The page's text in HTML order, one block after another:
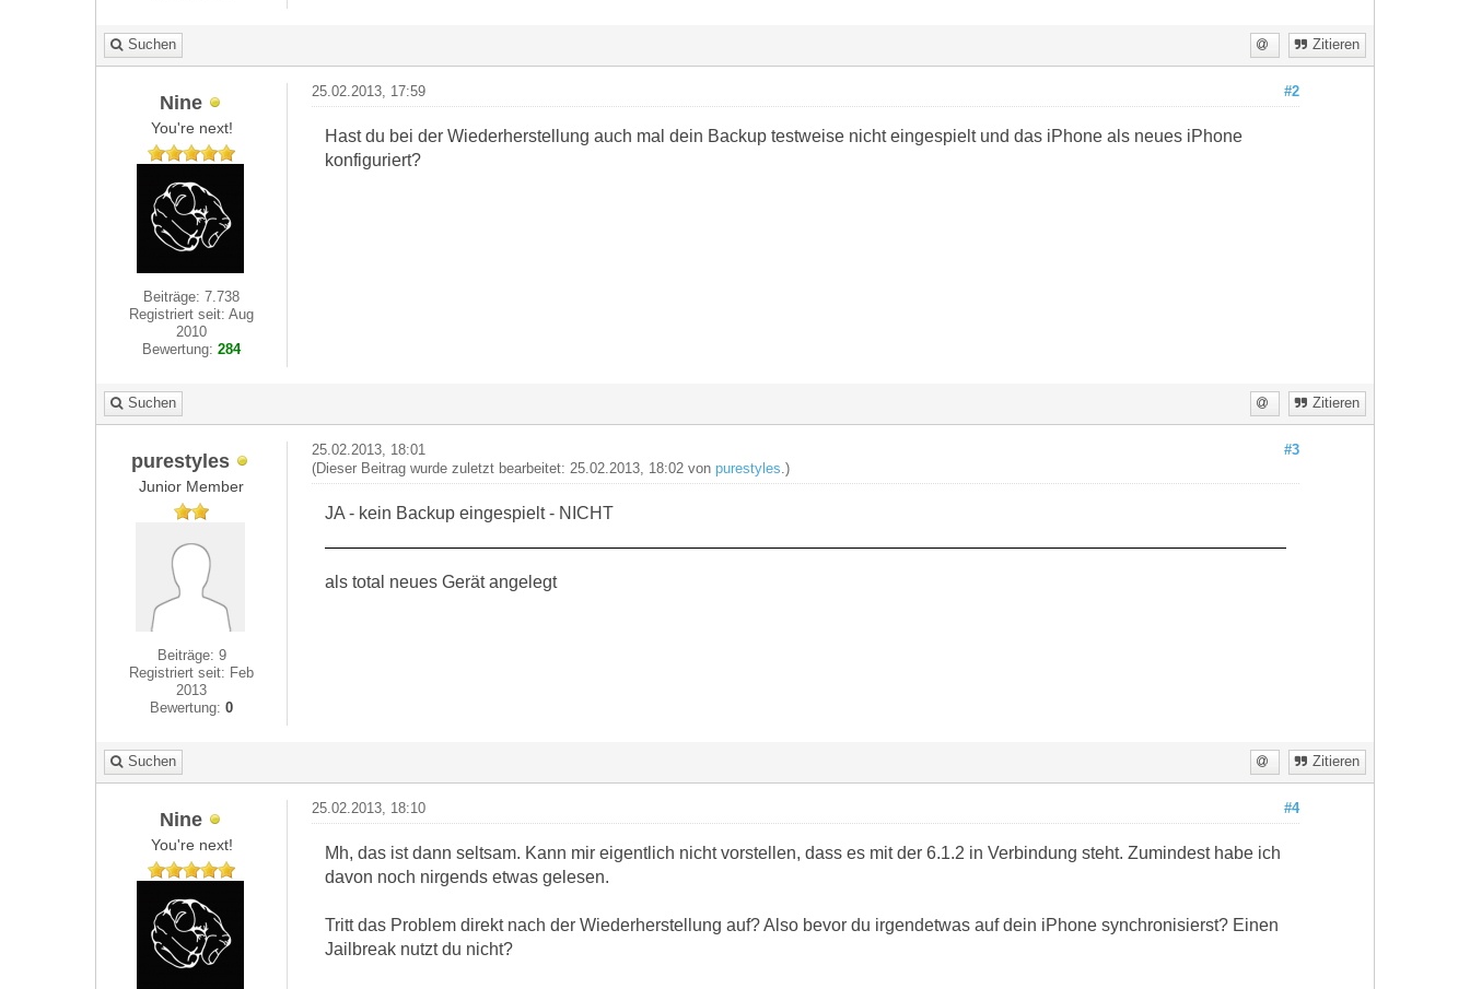
Suchen Zitieren
Nine
You're next!
Beiträge: 7.738
Registriert seit: Aug
2010
Bewertung:284
#2
25.02.2013, 17:59
Hast du bei der Wiederherstellung auch mal dein Backup testweise nicht eingespielt und das iPhone als neues iPhone
konfiguriert?
Suchen Zitieren
purestyles
Junior Member
Beiträge: 9
Registriert seit: Feb
2013
Bewertung:0
#3
25.02.2013, 18:01
(Dieser Beitrag wurde zuletzt bearbeitet: 25.02.2013, 18:02 von purestyles .)
JA - kein Backup eingespielt - NICHT
als total neues Gerät angelegt
Suchen Zitieren
Nine
You're next!
#4
25.02.2013, 18:10
Mh, das ist dann seltsam. Kann mir eigentlich nicht vorstellen, dass es mit der 6.1.2 in Verbindung steht. Zumindest habe ich
davon noch nirgends etwas gelesen.
Tritt das Problem direkt nach der Wiederherstellung auf? Also bevor du irgendetwas auf dein iPhone synchronisierst? Einen
Jailbreak nutzt du nicht?